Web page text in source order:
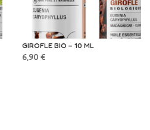
GIROFLE BIO – 10 ML
6,90 €